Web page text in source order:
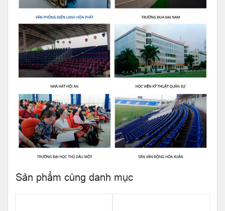
Sản phẩm cùng danh mục